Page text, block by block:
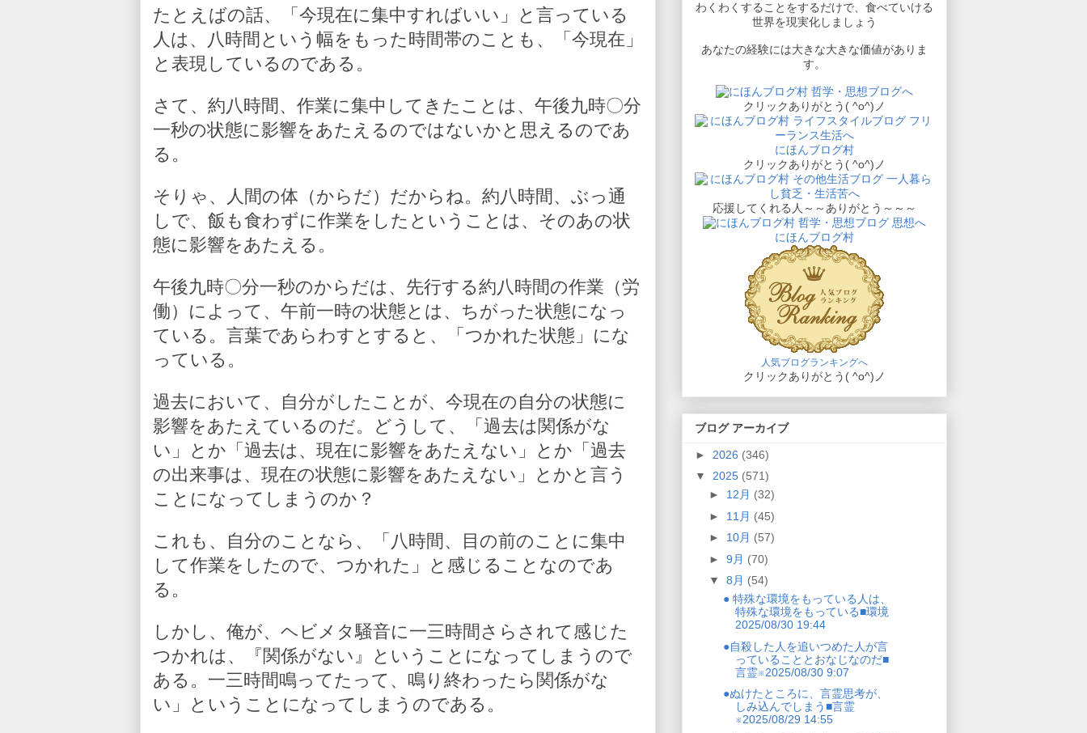
たとえばの話、「今現在に集中すればいい」と言っている
人は、八時間という幅をもった時間帯のことも、「今現在」
と表現しているのである。
さて、約八時間、作業に集中してきたことは、午後九時〇分
一秒の状態に影響をあたえるのではないかと思えるのであ
る。
そりゃ、人間の体（からだ）だからね。約八時間、ぶっ通
しで、飯も食わずに作業をしたということは、そのあの状
態に影響をあたえる。
午後九時〇分一秒のからだは、先行する約八時間の作業（労
働）によって、午前一時の状態とは、ちがった状態になっ
ている。言葉であらわすとすると、「つかれた状態」にな
っている。
過去において、自分がしたことが、今現在の自分の状態に
影響をあたえているのだ。どうして、「過去は関係がな
い」とか「過去は、現在に影響をあたえない」とか「過去
の出来事は、現在の状態に影響をあたえない」とかと言う
ことになってしまうのか？
これも、自分のことなら、「八時間、目の前のことに集中
して作業をしたので、つかれた」と感じることなのであ
る。
しかし、俺が、ヘビメタ騒音に一三時間さらされて感じた
つかれは、『関係がない』ということになってしまうので
ある。一三時間鳴ってたって、鳴り終わったら関係がな
い」ということになってしまうのである。
わくわくすることをするだけで、食べていける
世界を現実化しましょう
あなたの経験には大きな大きな価値がありま
す。
クリックありがとう( ^o^)ノ
にほんブログ村
クリックありがとう( ^o^)ノ
応援してくれる人～～ありがとう～～～
にほんブログ村
人気ブログランキングへ
クリックありがとう( ^o^)ノ
ブログ アーカイブ
► 2026 (346)
▼ 2025 (571)
► 12月 (32)
► 11月 (45)
► 10月 (57)
► 9月 (70)
▼ 8月 (54)
● 特殊な環境をもっている人は、
特殊な環境をもっている■環境
2025/08/30 19:44
●自殺した人を追いつめた人が言
っていることとおなじなのだ■
言霊※2025/08/30 9:07
●ぬけたところに、言霊思考が、
しみ込んでしまう■言霊
※2025/08/29 14:55